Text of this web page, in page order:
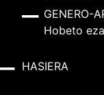
GENERO-
Hobeto
HASIERA